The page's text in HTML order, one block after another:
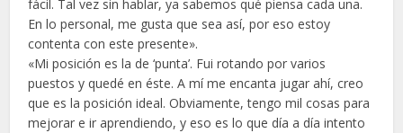
fácil. Tal vez sin hablar, ya sabemos qué piensa cada una.
En lo personal, me gusta que sea así, por eso estoy
contenta con este presente».
«Mi posición es la de ‘punta’. Fui rotando por varios
puestos y quedé en éste. A mí me encanta jugar ahí, creo
que es la posición ideal. Obviamente, tengo mil cosas para
mejorar e ir aprendiendo, y eso es lo que día a día intento